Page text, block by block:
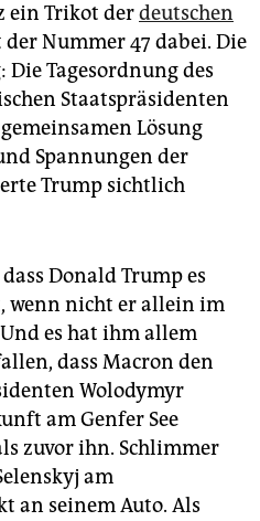
ein Trikot derdeutschen
Nummer 47 dabei. Die
Tagesordnung des
Staatspräsidenten
Lösung
Spannungen der
Trump sichtlich
Donald Trump es
wenn nicht er allein im
es hat ihm allem
dass Macron den
Wolodymyr
am Genfer See
zuvor ihn. Schlimmer
am
an seinem Auto. Als